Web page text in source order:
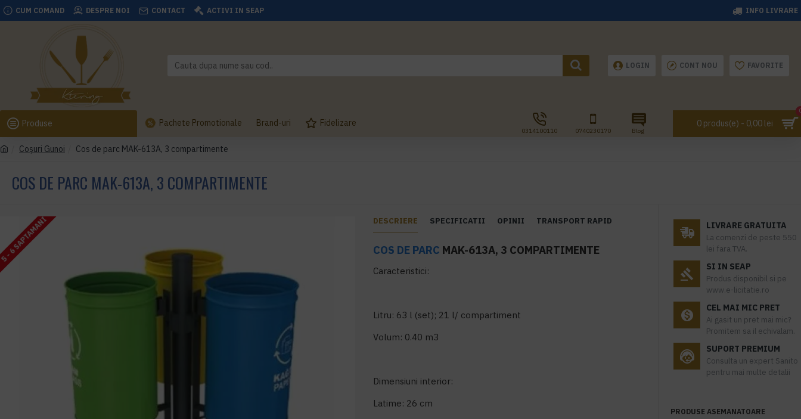
CUM COMAND DESPRE NOI CONTACT ACTIVI IN SEAP INFO LIVRARE
LOGIN CONT NOU FAVORITE
Produse Pachete Promotionale Brand-uri Fidelizare
0314100110 0740230170 Blog
0 produs(e) - 0,00 lei
Coşuri Gunoi Cos de parc MAK-613A, 3 compartimente
COS DE PARC MAK-613A, 3 COMPARTIMENTE
SAPTAMANI DESCRIERE SPECIFICATII OPINII TRANSPORT RAPID
COS DE PARC MAK-613A, 3 COMPARTIMENTE
Caracteristici:
Litru: 63 l (set); 21 l/ compartiment
Volum: 0.40 m3
Dimensiuni interior:
Latime: 26 cm
LIVRARE GRATUITA
La comenzi de peste 550
lei fara TVA.
SI IN SEAP
Produs disponibil si pe
www.e-licitatie.ro
CEL MAI MIC PRET
Ai gasit un pret mai mic?
Promitem sa il echivalam.
SUPORT PREMIUM
Consulta un expert Sanito
pentru mai multe detalii
PRODUSE ASEMANATOARE